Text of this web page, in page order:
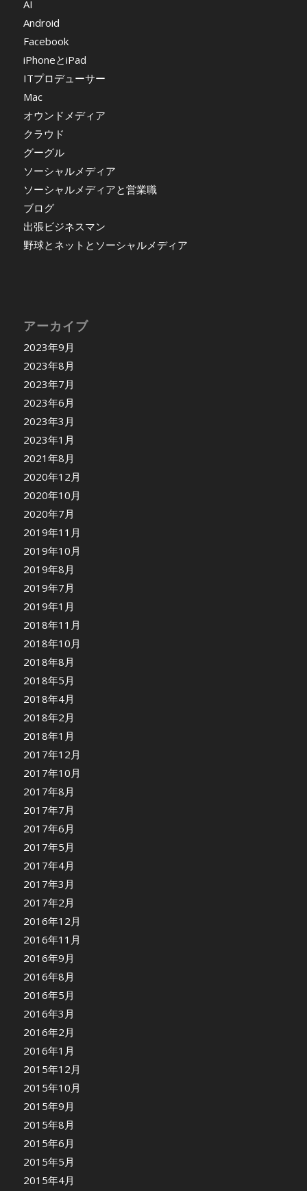
AI
Android
Facebook
iPhoneとiPad
ITプロデューサー
Mac
オウンドメディア
クラウド
グーグル
ソーシャルメディア
ソーシャルメディアと営業職
ブログ
出張ビジネスマン
野球とネットとソーシャルメディア
アーカイブ
2023年9月
2023年8月
2023年7月
2023年6月
2023年3月
2023年1月
2021年8月
2020年12月
2020年10月
2020年7月
2019年11月
2019年10月
2019年8月
2019年7月
2019年1月
2018年11月
2018年10月
2018年8月
2018年5月
2018年4月
2018年2月
2018年1月
2017年12月
2017年10月
2017年8月
2017年7月
2017年6月
2017年5月
2017年4月
2017年3月
2017年2月
2016年12月
2016年11月
2016年9月
2016年8月
2016年5月
2016年3月
2016年2月
2016年1月
2015年12月
2015年10月
2015年9月
2015年8月
2015年6月
2015年5月
2015年4月